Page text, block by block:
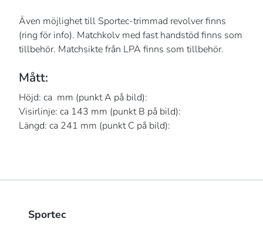
Även möjlighet till Sportec-trimmad revolver finns
(ring för info). Matchkolv med fast handstöd finns som
tillbehör. Matchsikte från LPA finns som tillbehör.
Mått:
Höjd: ca mm (punkt A på bild):
Visirlinje: ca 143 mm (punkt B på bild):
Längd: ca 241 mm (punkt C på bild):
Sportec